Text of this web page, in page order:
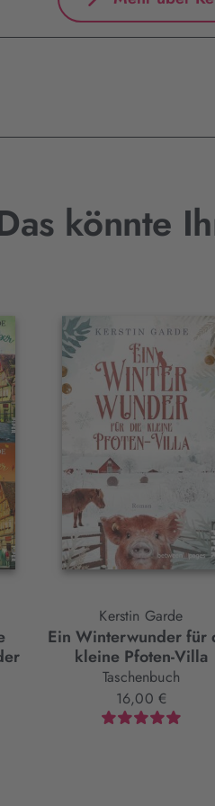
könnte
Kerstin Garde
Ein Winterwunder für
kleine Pfoten-Villa
Taschenbuch
16,00 €